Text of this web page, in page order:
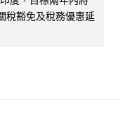
稅豁免及稅務優惠延